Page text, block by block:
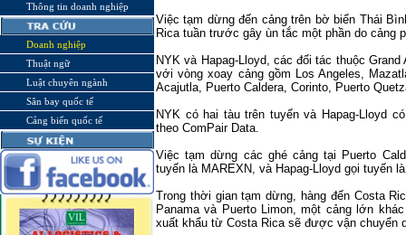
Thông tin doanh nghiệp
Doanh nghiệp
Thuật ngữ
Luật chuyên ngành
Sân bay quốc tế
Cảng biển quốc tế
Việc tạm dừng đến cảng trên bờ biển Thái
Ricatuần trước gây ùn tắc một phần do cảng
NYK và Hapag-Lloyd, các đối tác thuộc
với vòng xoay cảng gồm Los Angeles,
Acajutla, Puerto Caldera, Corinto, Puerto
NYK có hai tàu trên tuyến và Hapag-Lloyd
theo ComPair Data.
Việc tạm dừng các ghé cảng tại Puerto
tuyến là MAREXN, và Hapag-Lloyd gọi tuyến
Trong thời gian tạm dừng, hàng đến Costa
Panama và Puerto Limon, một cảng lớn
xuất khẩu từ Costa Ricasẽ được vận chuyển